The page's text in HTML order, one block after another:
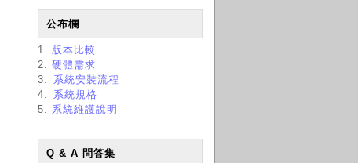
公布欄
1. 版本比較
2. 硬體需求
3.
系統安裝流程
4.
系統規格
5. 系統維護說明
Q & A 問答集